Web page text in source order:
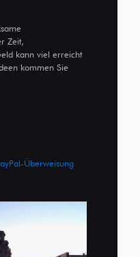
Zeit,
kann viel erreicht
kommen Sie
Überweisung